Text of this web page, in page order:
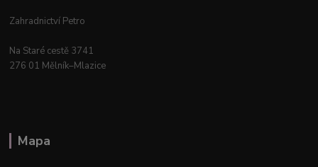
Zahradnictví Petro
Na Staré cestě 3741
276 01 Mělník–Mlazice
Mapa